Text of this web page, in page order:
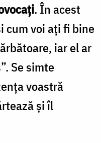
. În acest
cum voi aţi fi bine
iar el ar
Se simte
voastră
şi îl